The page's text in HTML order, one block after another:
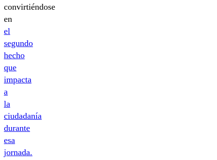
convirtiéndose
en
el
segundo
hecho
que
impacta
a
la
ciudadanía
durante
esa
jornada.